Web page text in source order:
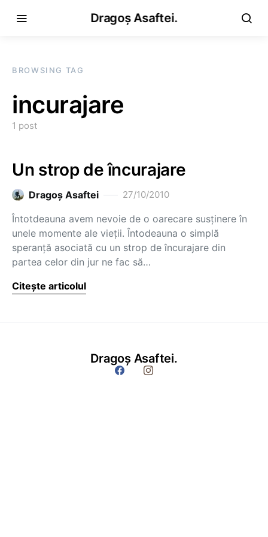
Dragoș Asaftei.
BROWSING TAG
incurajare
1 post
Un strop de încurajare
Dragoş Asaftei 27/10/2010
Întotdeauna avem nevoie de o oarecare susţinere în
unele momente ale vieţii. Întodeauna o simplă
speranţă asociată cu un strop de încurajare din
partea celor din jur ne fac să…
Citește articolul
Dragoș Asaftei.